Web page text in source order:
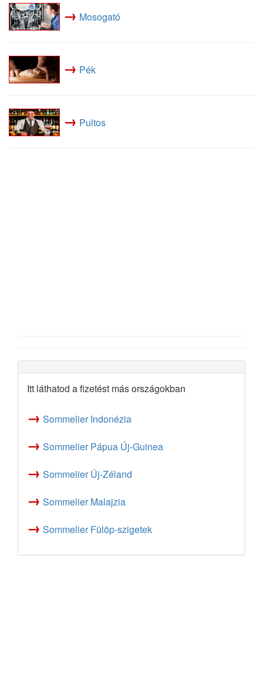
→ Mosogató
→ Pék
→ Pultos
Itt láthatod a fizetést más országokban
→ Sommelier Indonézia
→ Sommelier Pápua Új-Guinea
→ Sommelier Új-Zéland
→ Sommelier Malajzia
→ Sommelier Fülöp-szigetek